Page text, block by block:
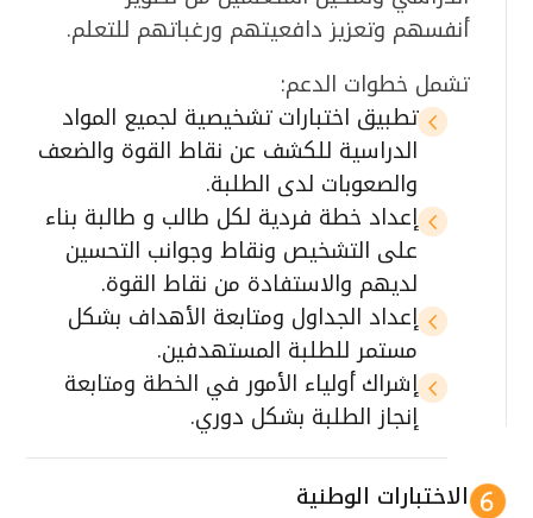
أنفسهم وتعزيز دافعيتهم ورغباتهم للتعلم.
تشمل خطوات الدعم:
4تطبيق اختبارات تشخيصية لجميع المواد
الدراسية للكشف عن نقاط القوة والضعف
والصعوبات لدى الطلبة.
4إعداد خطة فردية لكل طالب و طالبة بناء
على التشخيص ونقاط وجوانب التحسين
لديهم والاستفادة من نقاط القوة.
4إعداد الجداول ومتابعة الأهداف بشكل
مستمر للطلبة المستهدفين.
4إشراك أولياء الأمور في الخطة ومتابعة
إنجاز الطلبة بشكل دوري.
الاختبارات الوطنية